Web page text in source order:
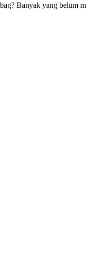
Banyak yang belum